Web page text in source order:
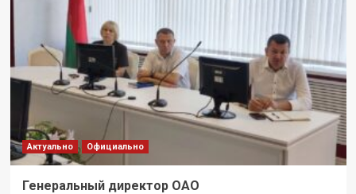
Актуально Официально
Генеральный директор ОАО